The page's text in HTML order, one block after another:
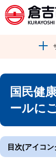
国民健
ールに
目次(アイコ